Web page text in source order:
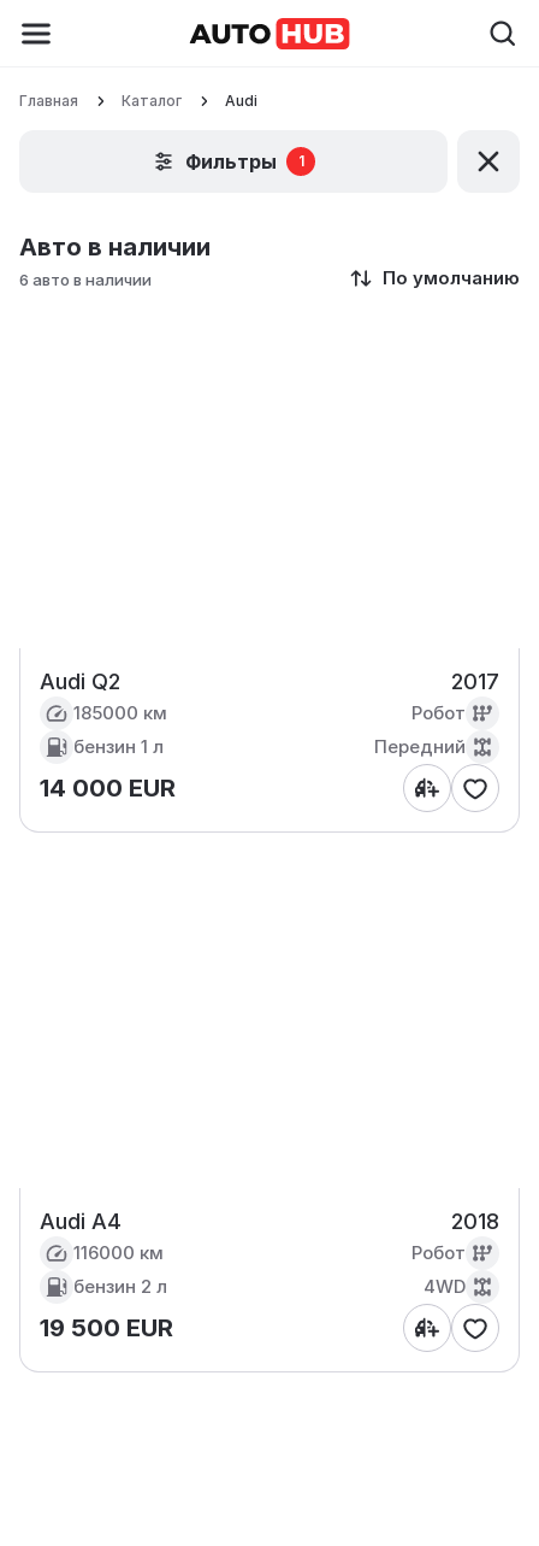
Audi
Каталог
Главная
Фильтры 1
Авто в наличии
6 авто в наличии По умолчанию
Audi Q2 2017
185000 км
Робот
бензин 1 л Передний
14 000 EUR
Audi A4 2018
116000 км
Робот
бензин 2 л 4WD
19 500 EUR